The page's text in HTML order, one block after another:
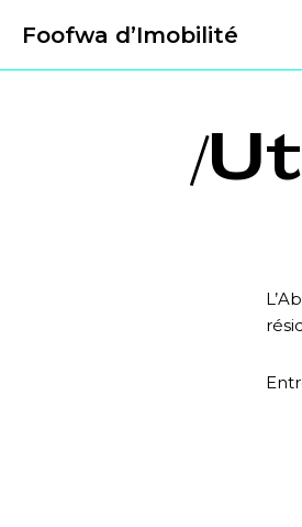
Foofwa d’Imobilité
/